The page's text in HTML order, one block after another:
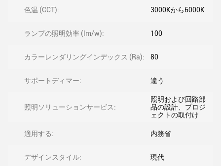
色温 (CCT): 3000Kから6000K
ランプの照明効率 (lm/w): 100
カラーレンダリングインデックス (Ra): 80
サポートディマー: 違う
照明ソリューションサービス:
照明および回路部
品の設計、プロジ
ェクトの取付け
適用する: 内務省
デザインスタイル: 現代